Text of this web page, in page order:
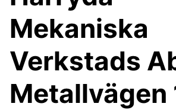
Mekaniska
Verkstads
Metallvägen